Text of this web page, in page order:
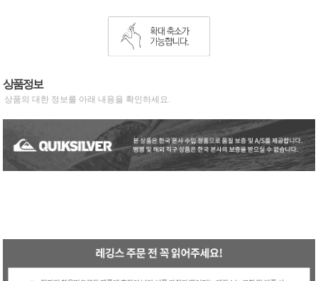
상품정보
상품의 대한 정보를 아래 내용을 확인하세요.